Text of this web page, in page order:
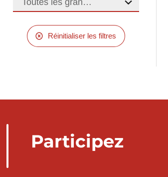
Réinitialiser les filtres
Participez